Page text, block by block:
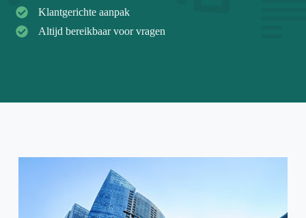
Klantgerichte aanpak
Altijd bereikbaar voor vragen